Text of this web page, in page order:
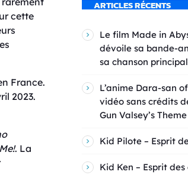
cette
France.
2023.
. La
ARTICLES RÉCENTS
Le film Made in
dévoile sa bande-
sa chanson
L’anime Dara-san
vidéo sans crédits
Gun Valsey’s Theme
Kid Pilote – Esprit
Kid Ken – Esprit